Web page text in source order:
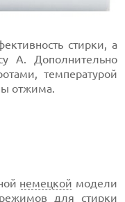
стирки, а
А. Дополнительно
температурой
отжима.
немецкой модели
для стирки